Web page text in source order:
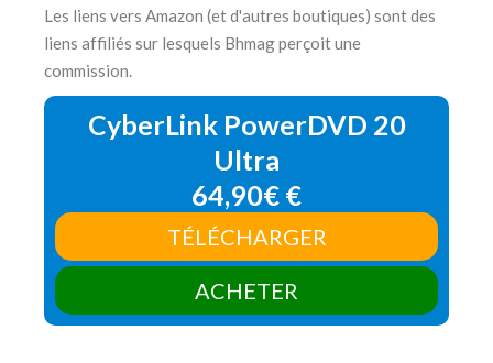
Les liens vers Amazon (et d'autres boutiques) sont des
liens affiliés sur lesquels Bhmag perçoit une
commission.
CyberLink PowerDVD 20
Ultra
64,90€ €
TÉLÉCHARGER
ACHETER